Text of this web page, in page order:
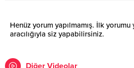
Henüz yorum yapılmamış. İlk yorumu
aracılığıyla siz yapabilirsiniz.